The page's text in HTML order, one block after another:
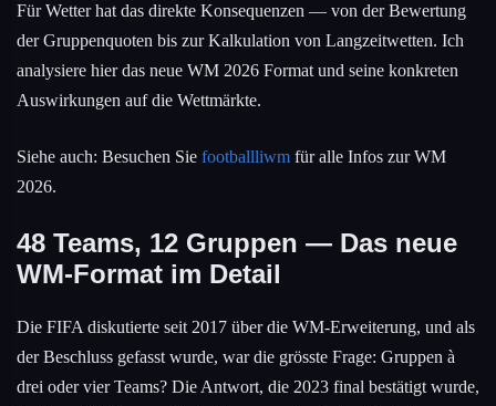
Für Wetter hat das direkte Konsequenzen — von der Bewertung
der Gruppenquoten bis zur Kalkulation von Langzeitwetten. Ich
analysiere hier das neue WM 2026 Format und seine konkreten
Auswirkungen auf die Wettmärkte.
Siehe auch: Besuchen Sie footballliwm für alle Infos zur WM
2026.
48 Teams, 12 Gruppen — Das neue
WM-Format im Detail
Die FIFA diskutierte seit 2017 über die WM-Erweiterung, und als
der Beschluss gefasst wurde, war die grösste Frage: Gruppen à
drei oder vier Teams? Die Antwort, die 2023 final bestätigt wurde,